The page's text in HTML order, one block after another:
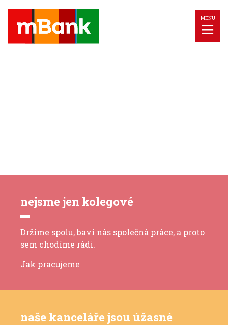
MENU
nejsme jen kolegové
Držíme spolu, baví nás společná práce, a proto
sem chodíme rádi.
Jak pracujeme
naše kanceláře jsou úžasné